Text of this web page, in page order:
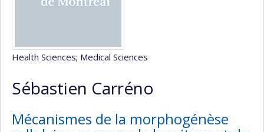
Health Sciences; Medical Sciences
Sébastien Carréno
Mécanismes de la morphogénèse